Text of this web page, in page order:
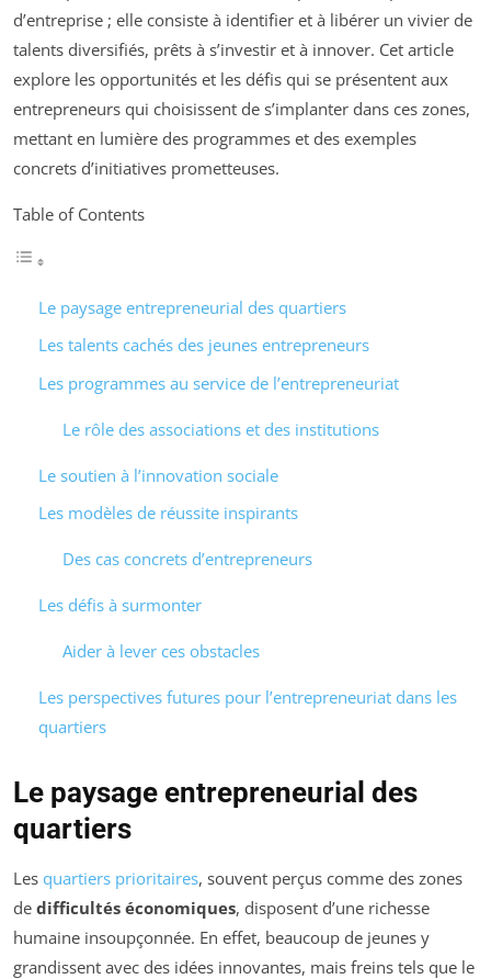
d’entreprise ; elle consiste à identifier et à libérer un vivier de
talents diversifiés, prêts à s’investir et à innover. Cet article
explore les opportunités et les défis qui se présentent aux
entrepreneurs qui choisissent de s’implanter dans ces zones,
mettant en lumière des programmes et des exemples
concrets d’initiatives prometteuses.
Table of Contents
Le paysage entrepreneurial des quartiers
Les talents cachés des jeunes entrepreneurs
Les programmes au service de l’entrepreneuriat
Le rôle des associations et des institutions
Le soutien à l’innovation sociale
Les modèles de réussite inspirants
Des cas concrets d’entrepreneurs
Les défis à surmonter
Aider à lever ces obstacles
Les perspectives futures pour l’entrepreneuriat dans les
quartiers
Le paysage entrepreneurial des
quartiers
Les quartiers prioritaires, souvent perçus comme des zones
de difficultés économiques, disposent d’une richesse
humaine insoupçonnée. En effet, beaucoup de jeunes y
grandissent avec des idées innovantes, mais freins tels que le